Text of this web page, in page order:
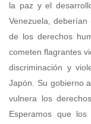
la paz y el
Venezuela,
de los derechos
cometen flagrantes
discriminación y
Japón. Su gobierno
vulnera los
Esperamos que